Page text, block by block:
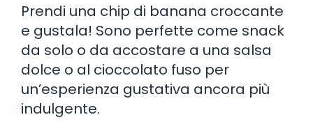
Prendi una chip di banana croccante
e gustala! Sono perfette come snack
da solo o da accostare a una salsa
dolce o al cioccolato fuso per
un’esperienza gustativa ancora più
indulgente.